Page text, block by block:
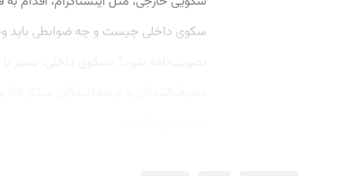
سکوی داخلی چیست و چه ضوابطی باید